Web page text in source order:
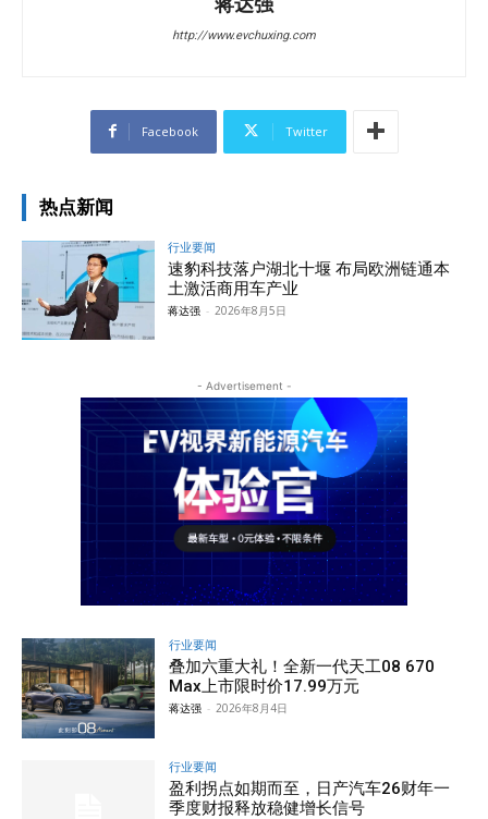
http://www.evchuxing.com
Facebook Twitter
热点新闻
行业要闻
速豹科技落户湖北十堰 布局欧洲链通本
土激活商用车产业
蒋达强 - 2026年8月5日
- Advertisement -
行业要闻
叠加六重大礼！全新一代天工08 670
Max上市限时价17.99万元
蒋达强 - 2026年8月4日
行业要闻
盈利拐点如期而至，日产汽车26财年一
季度财报释放稳健增长信号